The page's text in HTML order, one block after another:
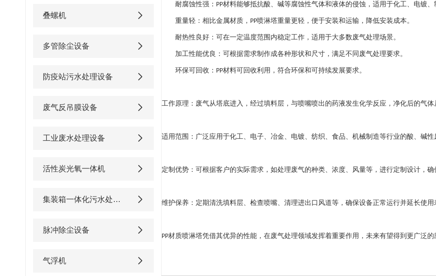
叠螺机
多管除尘设备
防疫站污水处理设备
废气反吊膜设备
工业废水处理设备
活性炭光氧一体机
集装箱一体化污水处理设备
脉冲除尘设备
气浮机
耐腐蚀性强： PP材料能够抵抗酸、碱等腐蚀性气体和液体的侵蚀，适用于化工、电镀、
重量轻：相比金属材质， PP喷淋塔重量更轻，便于安装和运输，降低安装成本。
耐热性良好：可在一定温度范围内稳定工作，适用于大多数废气处理场景。
加工性能优良：可根据需求制作成各种形状和尺寸，满足不同废气处理要求。
环保可回收： PP材料可回收利用，符合环保和可持续发展要求。
工作原理 ： 废气从塔底进入，经过填料层，与喷嘴喷出的药液发生化学反应，净化后的气体
适用范围 ： 广泛应用于化工、电子、冶金、电镀、纺织、食品、机械制造等行业的酸、碱性
定制优势 ： 可根据客户的实际需求，如处理废气的种类、浓度、风量等，进行定制设计，确
维护保养 ： 定期清洗填料层、检查喷嘴、清理进出口风道等，确保设备正常运行并延长使用
PP材质喷淋塔凭借其优异的性能，在废气处理领域发挥着重要作用，未来有望得到更广泛的